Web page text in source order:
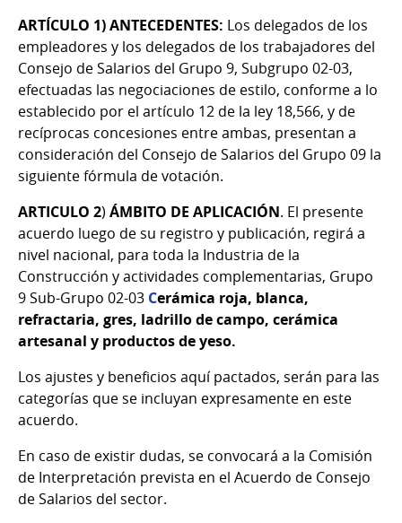
ARTÍCULO 1) ANTECEDENTES: Los delegados de los
empleadores y los delegados de los trabajadores del
Consejo de Salarios del Grupo 9, Subgrupo 02-03,
efectuadas las negociaciones de estilo, conforme a lo
establecido por el artículo 12 de la ley 18,566, y de
recíprocas concesiones entre ambas, presentan a
consideración del Consejo de Salarios del Grupo 09 la
siguiente fórmula de votación.
ARTICULO 2) ÁMBITO DE APLICACIÓN. El presente
acuerdo luego de su registro y publicación, regirá a
nivel nacional, para toda la Industria de la
Construcción y actividades complementarias, Grupo
9 Sub-Grupo 02-03 Cerámica roja, blanca,
refractaria, gres, ladrillo de campo, cerámica
artesanal y productos de yeso.
Los ajustes y beneficios aquí pactados, serán para las
categorías que se incluyan expresamente en este
acuerdo.
En caso de existir dudas, se convocará a la Comisión
de Interpretación prevista en el Acuerdo de Consejo
de Salarios del sector.